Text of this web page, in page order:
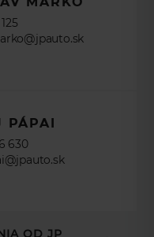
PÁPAI
630
OD JP